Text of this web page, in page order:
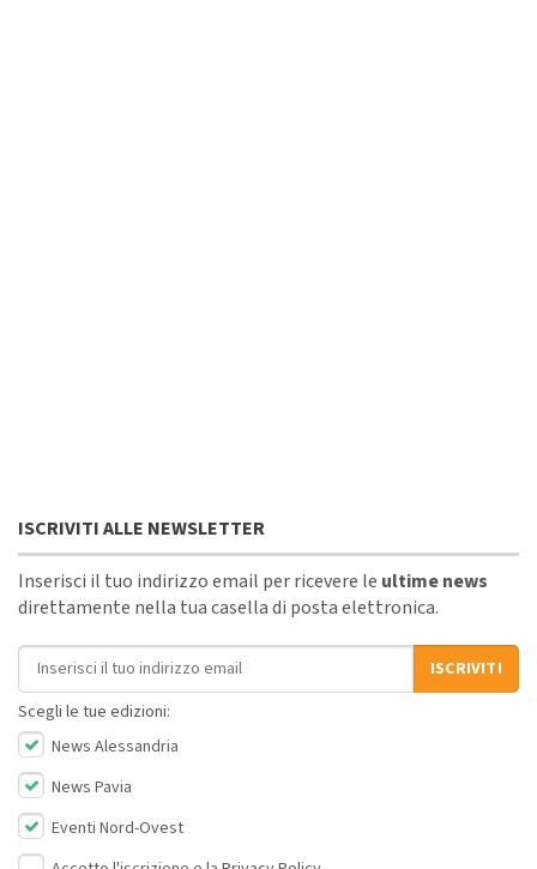
ISCRIVITI ALLE NEWSLETTER
Inserisci il tuo indirizzo email per ricevere le ultime news
direttamente nella tua casella di posta elettronica.
Indirizzo email
ISCRIVITI
Scegli le tue edizioni:
News Alessandria
News Pavia
Eventi Nord-Ovest